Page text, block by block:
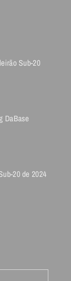
Sub-20
DaBase
20 de 2024